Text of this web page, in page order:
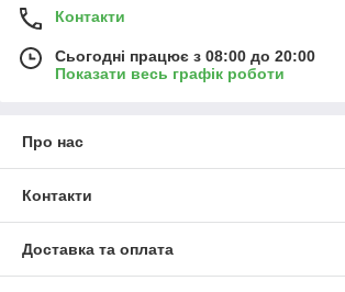
Контакти
Сьогодні працює з 08:00 до 20:00
Показати весь графік роботи
Про нас
Контакти
Доставка та оплата